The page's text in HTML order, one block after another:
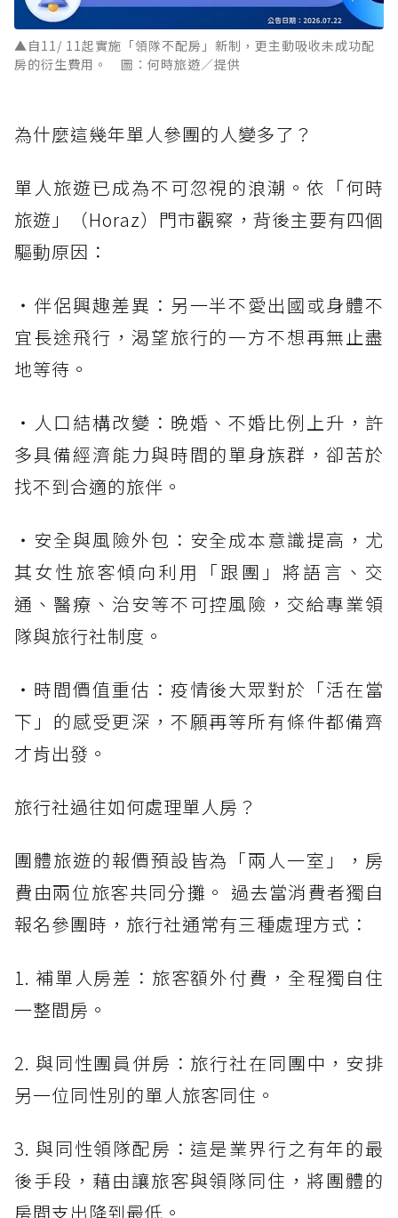
▲自11/ 11起實施「領隊不配房」新制，更主動吸收未成功配
房的衍生費用。 圖：何時旅遊／提供
為什麼這幾年單人參團的人變多了？
單人旅遊已成為不可忽視的浪潮。依「何時
旅遊」（Horaz）門市觀察，背後主要有四個
驅動原因：
・伴侶興趣差異：另一半不愛出國或身體不
宜長途飛行，渴望旅行的一方不想再無止盡
地等待。
・人口結構改變：晚婚、不婚比例上升，許
多具備經濟能力與時間的單身族群，卻苦於
找不到合適的旅伴。
・安全與風險外包：安全成本意識提高，尤
其女性旅客傾向利用「跟團」將語言、交
通、醫療、治安等不可控風險，交給專業領
隊與旅行社制度。
・時間價值重估：疫情後大眾對於「活在當
下」的感受更深，不願再等所有條件都備齊
才肯出發。
旅行社過往如何處理單人房？
團體旅遊的報價預設皆為「兩人一室」，房
費由兩位旅客共同分攤。 過去當消費者獨自
報名參團時，旅行社通常有三種處理方式：
1. 補單人房差：旅客額外付費，全程獨自住
一整間房。
2. 與同性團員併房：旅行社在同團中，安排
另一位同性別的單人旅客同住。
3. 與同性領隊配房：這是業界行之有年的最
後手段，藉由讓旅客與領隊同住，將團體的
房間支出降到最低。